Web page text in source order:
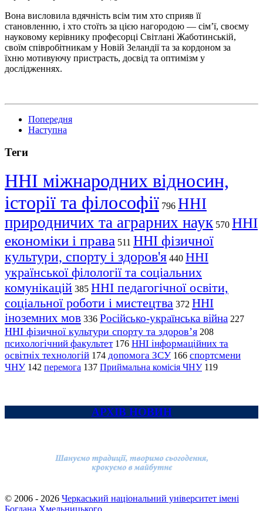
Вона висловила вдячність всім тим хто сприяв її
становленню, і хто стоїть за цією нагородою — сім’ї, своєму
науковому керівнику професорці Світлані Жаботинській,
своїм співробітникам у Новій Зеландії та за кордоном за
їхню мотивуючу пристрасть, досвід та оптимізм у
дослідженнях.
Попередня
Наступна
Теги
ННІ міжнародних відносин,
історії та філософії 796 ННІ
природничих та аграрних наук 570 ННІ
економіки і права 511 ННІ фізичної
культури, спорту і здоров'я 440 ННІ
української філології та соціальних
комунікацій 385 ННІ педагогічної освіти,
соціальної роботи і мистецтва 372 ННІ
іноземних мов 336 Російсько-українська війна 227
ННІ фізичної культури спорту та здоров’я 208
психологічний факультет 176 ННІ інформаційних та
освітніх технологій 174 допомога ЗСУ 166 спортсмени
ЧНУ 142 перемога 137 Приймальна комісія ЧНУ 119
АРХІВ НОВИН
© 2006 - 2026 Черкаський національний університет імені
Богдана Хмельницького